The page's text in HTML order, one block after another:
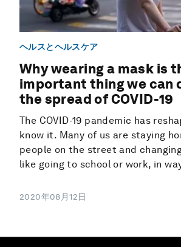
ヘルスとヘルスケア
Why wearing a mask is
important thing we can
the spread of COVID-19
The COVID-19 pandemic has
know it. Many of us are staying
people on the street and
like going to school or work, in
2020年08月12日